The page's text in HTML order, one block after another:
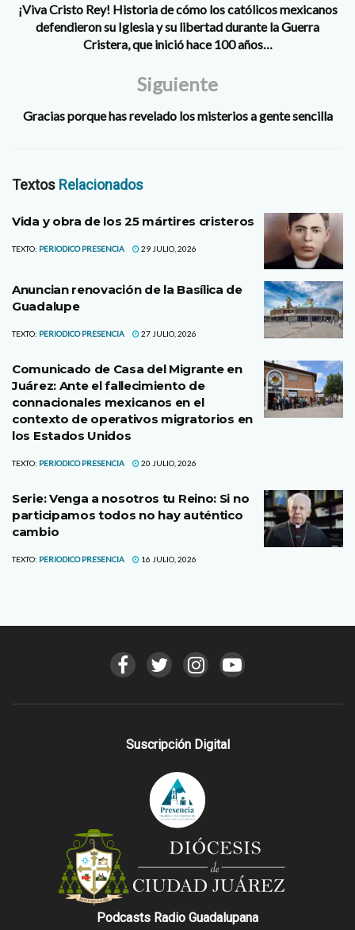
¡Viva Cristo Rey! Historia de cómo los católicos mexicanos
defendieron su Iglesia y su libertad durante la Guerra
Cristera, que inició hace 100 años…
Siguiente
Gracias porque has revelado los misterios a gente sencilla
Textos Relacionados
Vida y obra de los 25 mártires cristeros
TEXTO: PERIODICO PRESENCIA 29 JULIO, 2026
Anuncian renovación de la Basílica de
Guadalupe
TEXTO: PERIODICO PRESENCIA 27 JULIO, 2026
Comunicado de Casa del Migrante en
Juárez: Ante el fallecimiento de
connacionales mexicanos en el
contexto de operativos migratorios en
los Estados Unidos
TEXTO: PERIODICO PRESENCIA 20 JULIO, 2026
Serie: Venga a nosotros tu Reino: Si no
participamos todos no hay auténtico
cambio
TEXTO: PERIODICO PRESENCIA 16 JULIO, 2026
Suscripción Digital
Podcasts Radio Guadalupana